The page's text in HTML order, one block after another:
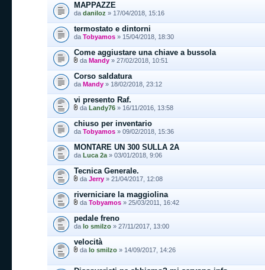
MAPPAZZE
da daniloz » 17/04/2018, 15:16
termostato e dintorni
da Tobyamos » 15/04/2018, 18:30
Come aggiustare una chiave a bussola
da Mandy » 27/02/2018, 10:51
Corso saldatura
da Mandy » 18/02/2018, 23:12
vi presento Raf.
da Landy76 » 16/11/2016, 13:58
chiuso per inventario
da Tobyamos » 09/02/2018, 15:36
MONTARE UN 300 SULLA 2A
da Luca 2a » 03/01/2018, 9:06
Tecnica Generale.
da Jerry » 21/04/2017, 12:08
riverniciare la maggiolina
da Tobyamos » 25/03/2011, 16:42
pedale freno
da lo smilzo » 27/11/2017, 13:00
velocità
da lo smilzo » 14/09/2017, 14:26